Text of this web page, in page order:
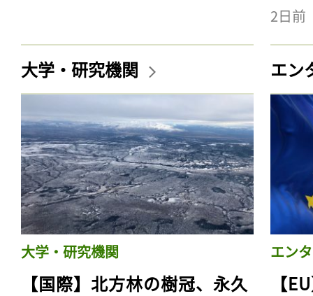
2日前
大学・研究機関
大学・研究機関
【国際】北方林の樹冠、永久
エン
エン
【